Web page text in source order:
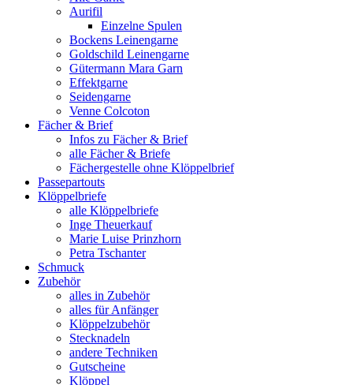
Aurifil
Einzelne Spulen
Bockens Leinengarne
Goldschild Leinengarne
Gütermann Mara Garn
Effektgarne
Seidengarne
Venne Colcoton
Fächer & Brief
Infos zu Fächer & Brief
alle Fächer & Briefe
Fächergestelle ohne Klöppelbrief
Passepartouts
Klöppelbriefe
alle Klöppelbriefe
Inge Theuerkauf
Marie Luise Prinzhorn
Petra Tschanter
Schmuck
Zubehör
alles in Zubehör
alles für Anfänger
Klöppelzubehör
Stecknadeln
andere Techniken
Gutscheine
Klöppel